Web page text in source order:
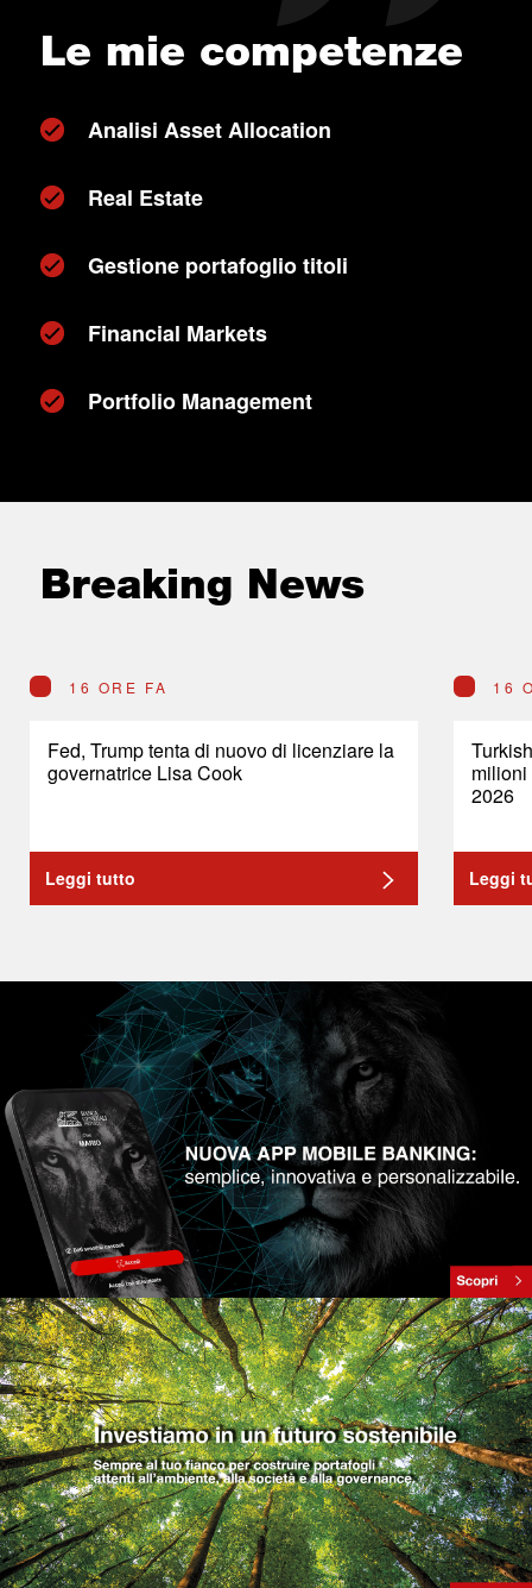
Le mie competenze
Analisi Asset Allocation
Real Estate
Gestione portafoglio titoli
Financial Markets
Portfolio Management
Breaking News
16 ORE FA
Fed, Trump tenta di nuovo di licenziare la
governatrice Lisa Cook
Leggi tutto
16
2026
Leggi